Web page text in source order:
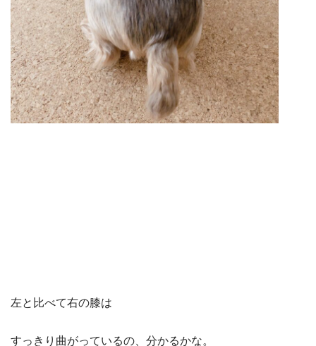
左と比べて右の膝は
すっきり曲がっているの、分かるかな。